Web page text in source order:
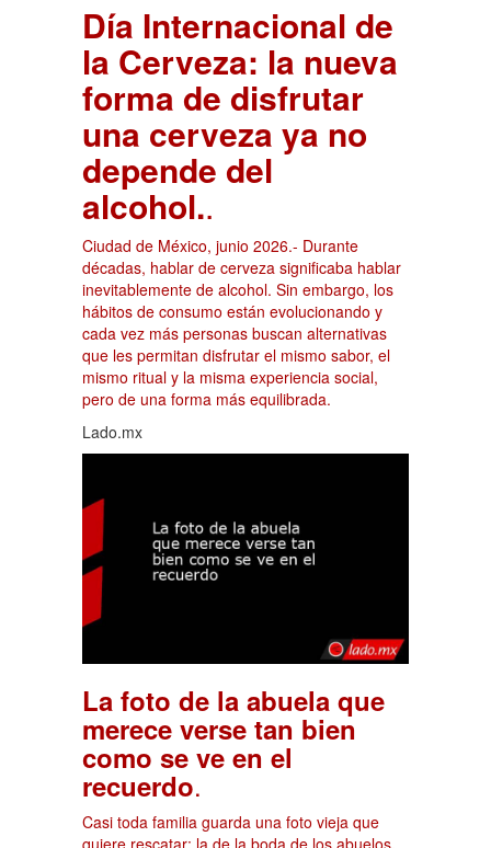
Día Internacional de
la Cerveza: la nueva
forma de disfrutar
una cerveza ya no
depende del
alcohol..
Ciudad de México, junio 2026.- Durante
décadas, hablar de cerveza significaba hablar
inevitablemente de alcohol. Sin embargo, los
hábitos de consumo están evolucionando y
cada vez más personas buscan alternativas
que les permitan disfrutar el mismo sabor, el
mismo ritual y la misma experiencia social,
pero de una forma más equilibrada.
Lado.mx
La foto de la abuela que
merece verse tan bien
como se ve en el
recuerdo.
Casi toda familia guarda una foto vieja que
quiere rescatar: la de la boda de los abuelos,